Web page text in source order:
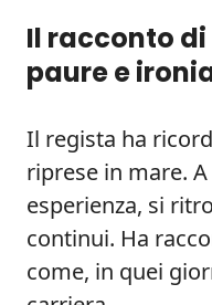
Il racconto
paure e
Il regista ha
riprese in mare.
esperienza, si
continui. Ha
come, in quei